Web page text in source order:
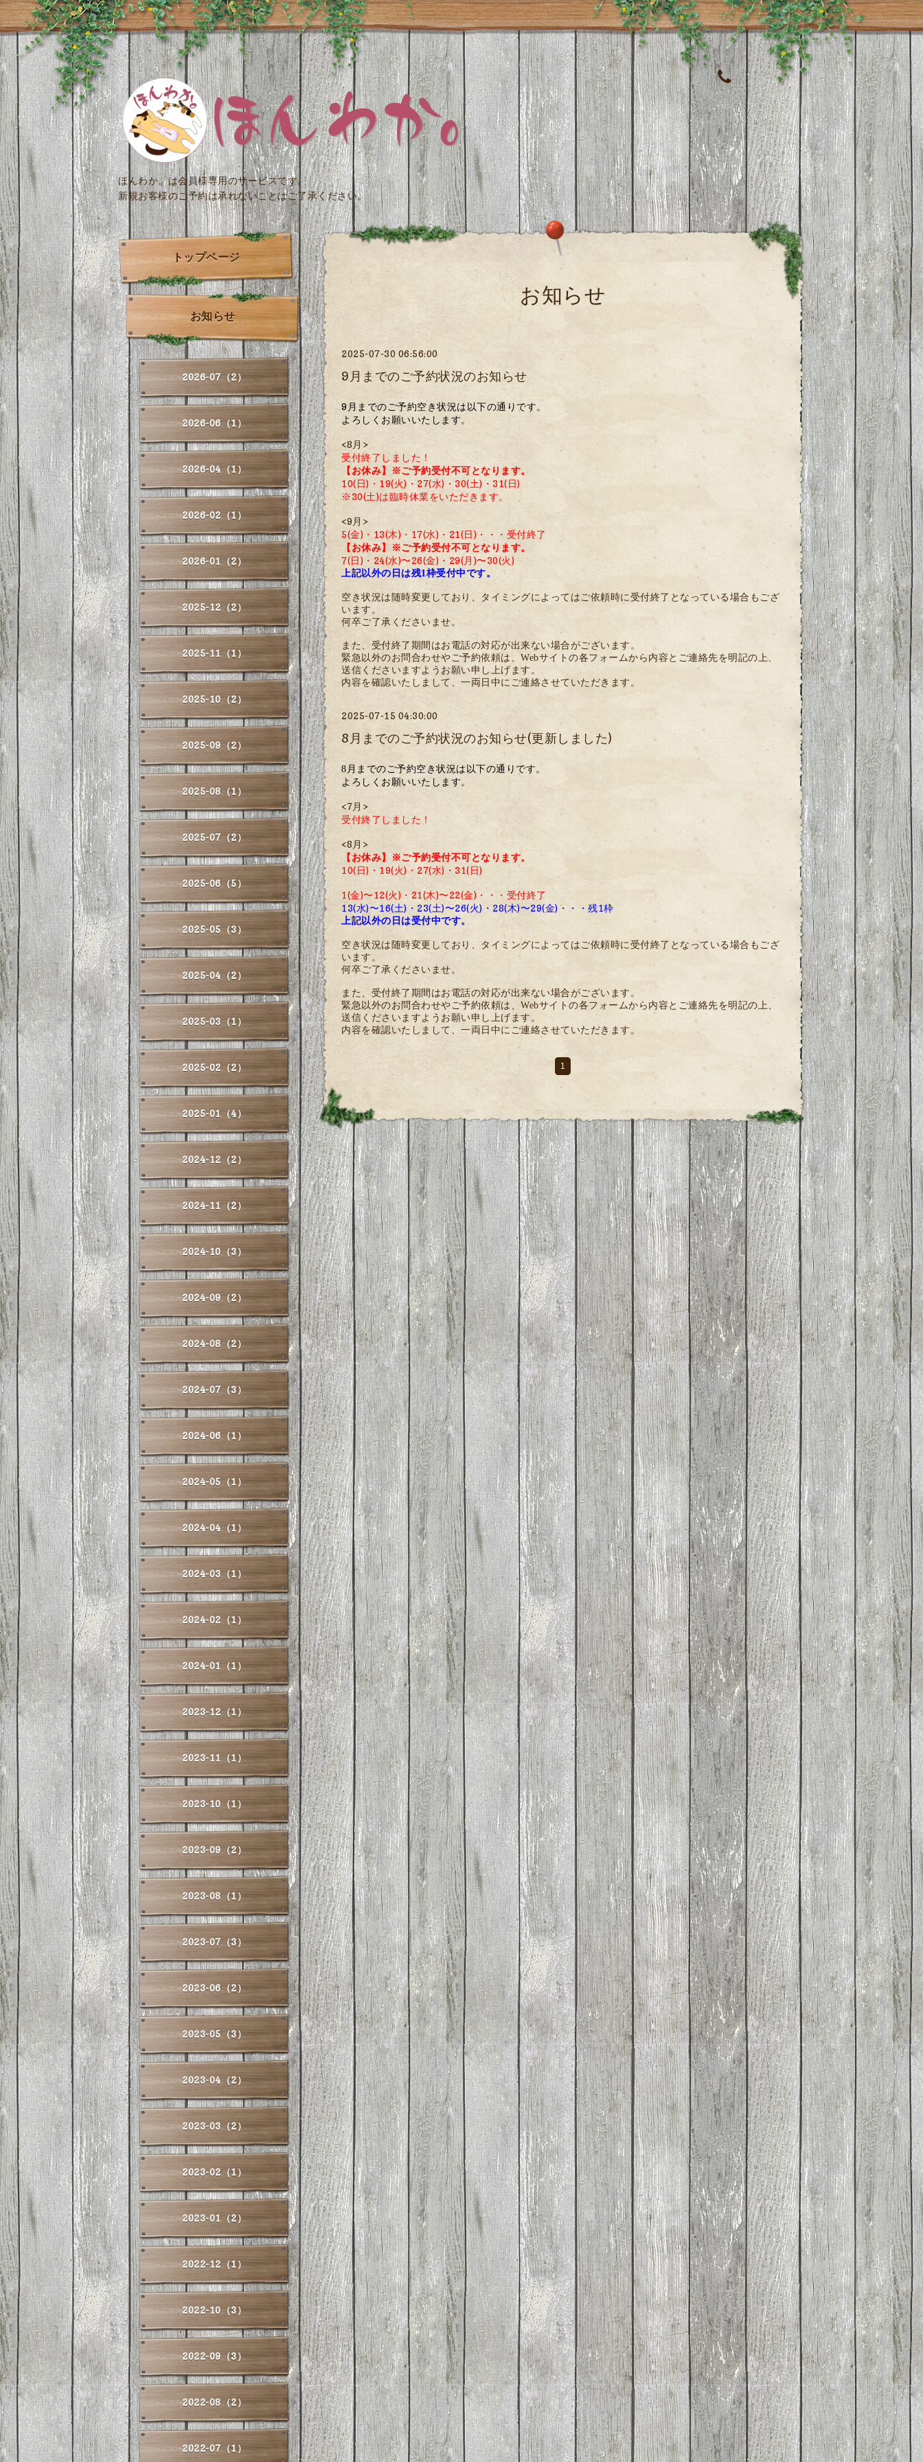
ほんわか。は会員様専用のサービスです。
新規お客様のご予約は承れないことはご了承ください。
お知らせ
2025-07-30 06:56:00
9月までのご予約状況のお知らせ
9 月までのご予約空き状況は以下の通りです。
よろしくお願いいたします。
<8月>
受付終了しました！
【お休み】
※ご予約受付不可となります。
10(日)・19(火)・27(水)・30(土)・31(日)
※30(土)は臨時休業をいただきます。
<9月>
5(金)・13(木)・17(水)・21(日) ・・・受付終了
【お休み】
※ご予約受付不可となります。
7(日)・24(水)〜26(金)・29(月)〜30(火)
上記以外の日は残1枠受付中です。
空き状況は随時変更しており、タイミングによってはご依頼時に受付終了となっている場合もござ
います。
何卒ご了承くださいませ。
また、受付終了期間はお電話の対応が出来ない場合がございます。
緊急以外のお問合わせやご予約依頼は、Webサイトの各フォームから内容とご連絡先を明記の上、
送信くださいますようお願い申し上げます。
内容を確認いたしまして、一両日中にご連絡させていただきます。
2025-07-15 04:30:00
8月までのご予約状況のお知らせ(更新しました)
8 月までのご予約空き状況は以下の通りです。
よろしくお願いいたします。
<7月>
受付終了しました！
<8月>
【お休み】
※ご予約受付不可となります。
10(日)・19(火)・27(水)・31(日)
1(金)〜12(火)・21(木)〜22(金) ・・・受付終了
13(水)〜16(土)・23(土)〜26(火)・28(木)〜29(金)・・・残1枠
上記以外の日は受付中です。
空き状況は随時変更しており、タイミングによってはご依頼時に受付終了となっている場合もござ
います。
何卒ご了承くださいませ。
また、受付終了期間はお電話の対応が出来ない場合がございます。
緊急以外のお問合わせやご予約依頼は、Webサイトの各フォームから内容とご連絡先を明記の上、
送信くださいますようお願い申し上げます。
内容を確認いたしまして、一両日中にご連絡させていただきます。
1
トップページ
お知らせ
2026-07（2）
2026-06（1）
2026-04（1）
2026-02（1）
2026-01（2）
2025-12（2）
2025-11（1）
2025-10（2）
2025-09（2）
2025-08（1）
2025-07（2）
2025-06（5）
2025-05（3）
2025-04（2）
2025-03（1）
2025-02（2）
2025-01（4）
2024-12（2）
2024-11（2）
2024-10（3）
2024-09（2）
2024-08（2）
2024-07（3）
2024-06（1）
2024-05（1）
2024-04（1）
2024-03（1）
2024-02（1）
2024-01（1）
2023-12（1）
2023-11（1）
2023-10（1）
2023-09（2）
2023-08（1）
2023-07（3）
2023-06（2）
2023-05（3）
2023-04（2）
2023-03（2）
2023-02（1）
2023-01（2）
2022-12（1）
2022-10（3）
2022-09（3）
2022-08（2）
2022-07（1）